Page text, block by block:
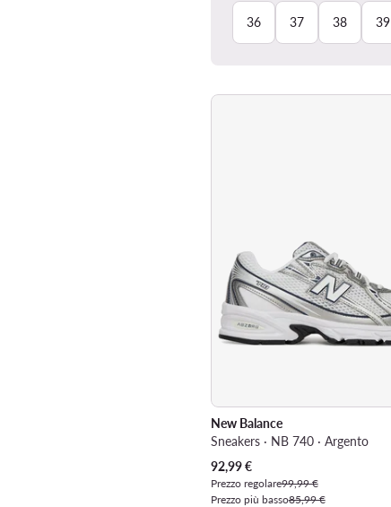
36 37 38 39
New Balance
Sneakers · NB 740 · Argento
Prezzo attuale
92,99€
Prezzo regolare99,99 €
Prezzo più basso85,99 €